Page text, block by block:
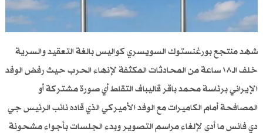
شهد منتجع بورغنستوك السويسري كواليس بالغة التعقيد والسرية
خلف الـ١٨ ساعة من المحادثات المكثفة لإنهاء الحرب حيث رفض الوفد
الإيراني برئاسة محمد باقر قاليباف التقاط أي صورة مشتركة أو
المصافحة أمام الكاميرات مع الوفد الأميركي الذي قاده نائب الرئيس جي
دي فانس ما أدى لإلغاء مراسم التصوير وبدء الجلسات بأجواء مشحونة